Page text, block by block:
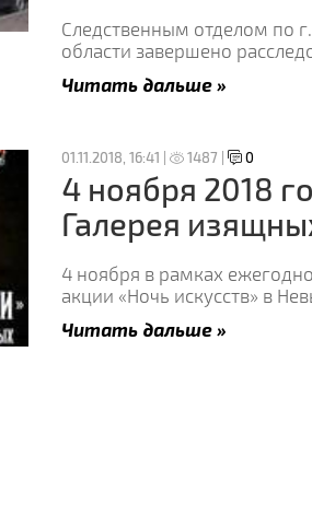
Следственным отделом по
области завершено
Читать дальше »
01.11.2018, 16:41 | 1487 | 0
4 ноября 2018
Галерея
4 ноября в рамках
акции «Ночь искусств» в
Читать дальше »